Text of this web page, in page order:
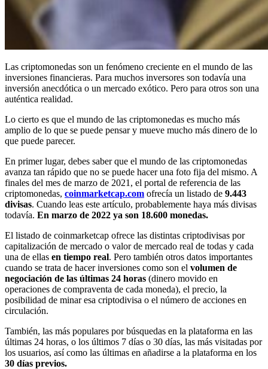
Las criptomonedas son un fenómeno creciente en el mundo de las
inversiones financieras. Para muchos inversores son todavía una
inversión anecdótica o un mercado exótico. Pero para otros son una
auténtica realidad.
Lo cierto es que el mundo de las criptomonedas es mucho más
amplio de lo que se puede pensar y mueve mucho más dinero de lo
que puede parecer.
En primer lugar, debes saber que el mundo de las criptomonedas
avanza tan rápido que no se puede hacer una foto fija del mismo. A
finales del mes de marzo de 2021, el portal de referencia de las
criptomonedas, coinmarketcap.com ofrecía un listado de 9.443
divisas. Cuando leas este artículo, probablemente haya más divisas
todavía. En marzo de 2022 ya son 18.600 monedas.
El listado de coinmarketcap ofrece las distintas criptodivisas por
capitalización de mercado o valor de mercado real de todas y cada
una de ellas en tiempo real. Pero también otros datos importantes
cuando se trata de hacer inversiones como son el volumen de
negociación de las últimas 24 horas (dinero movido en
operaciones de compraventa de cada moneda), el precio, la
posibilidad de minar esa criptodivisa o el número de acciones en
circulación.
También, las más populares por búsquedas en la plataforma en las
últimas 24 horas, o los últimos 7 días o 30 días, las más visitadas por
los usuarios, así como las últimas en añadirse a la plataforma en los
30 días previos.